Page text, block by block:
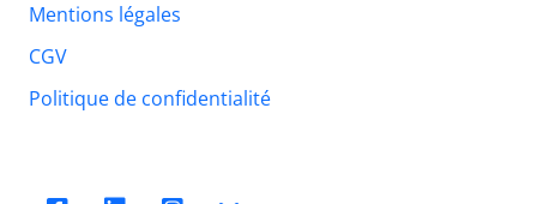
Mentions légales
CGV
Politique de confidentialité